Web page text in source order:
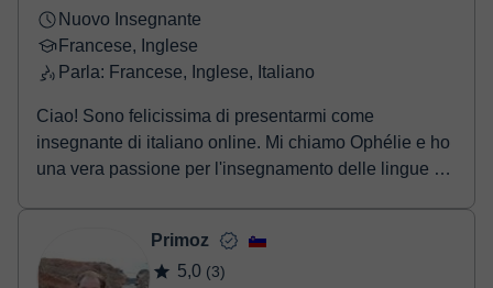
Nuovo Insegnante
Francese, Inglese
Parla: Francese, Inglese, Italiano
Ciao! Sono felicissima di presentarmi come
insegnante di italiano online. Mi chiamo Ophélie e ho
una vera passione per l'insegnamento delle lingue e
Primoz
5,0 (3)